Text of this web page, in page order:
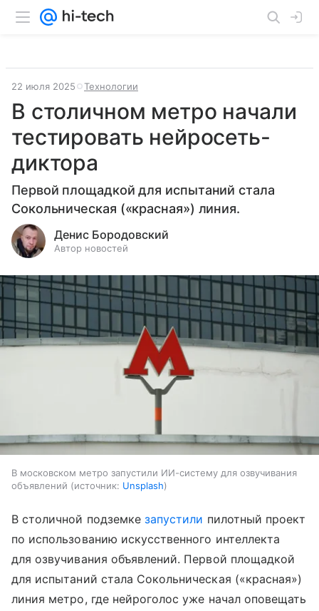
22 июля 2025 Технологии
В столичном метро начали
тестировать нейросеть-
диктора
Первой площадкой для испытаний стала
Сокольническая («красная») линия.
Денис Бородовский
Автор новостей
В московском метро запустили ИИ-систему для озвучивания
объявлений
источник: Unsplash
В столичной подземкезапустили пилотный проект
по использованию искусственного интеллекта
для озвучивания объявлений. Первой площадкой
для испытаний стала Сокольническая («красная»)
линия метро, где нейроголос уже начал оповещать